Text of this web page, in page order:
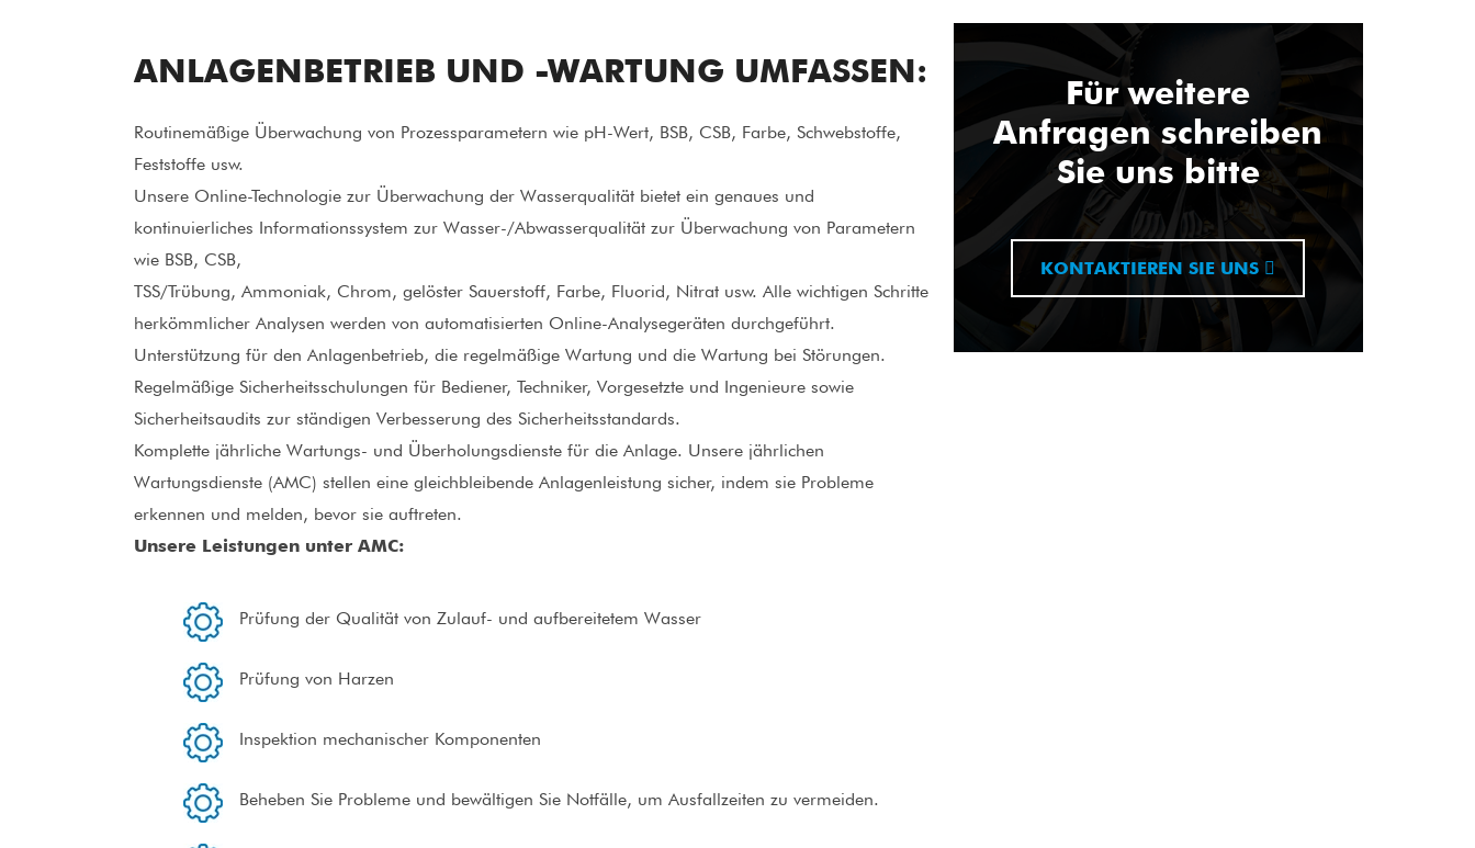
ANLAGENBETRIEB UND -WARTUNG UMFASSEN:
Routinemäßige Überwachung von Prozessparametern wie pH-Wert, BSB, CSB, Farbe, Schwebstoffe,
Feststoffe usw.
Unsere Online-Technologie zur Überwachung der Wasserqualität bietet ein genaues und
kontinuierliches Informationssystem zur Wasser-/Abwasserqualität zur Überwachung von Parametern
wie BSB, CSB,
TSS/Trübung, Ammoniak, Chrom, gelöster Sauerstoff, Farbe, Fluorid, Nitrat usw. Alle wichtigen Schritte
herkömmlicher Analysen werden von automatisierten Online-Analysegeräten durchgeführt.
Unterstützung für den Anlagenbetrieb, die regelmäßige Wartung und die Wartung bei Störungen.
Regelmäßige Sicherheitsschulungen für Bediener, Techniker, Vorgesetzte und Ingenieure sowie
Sicherheitsaudits zur ständigen Verbesserung des Sicherheitsstandards.
Komplette jährliche Wartungs- und Überholungsdienste für die Anlage. Unsere jährlichen
Wartungsdienste (AMC) stellen eine gleichbleibende Anlagenleistung sicher, indem sie Probleme
erkennen und melden, bevor sie auftreten.
Unsere Leistungen unter AMC:
Prüfung der Qualität von Zulauf- und aufbereitetem Wasser
Prüfung von Harzen
Inspektion mechanischer Komponenten
Beheben Sie Probleme und bewältigen Sie Notfälle, um Ausfallzeiten zu vermeiden.
Für weitere
Anfragen schreiben
Sie uns bitte
KONTAKTIEREN SIE UNS